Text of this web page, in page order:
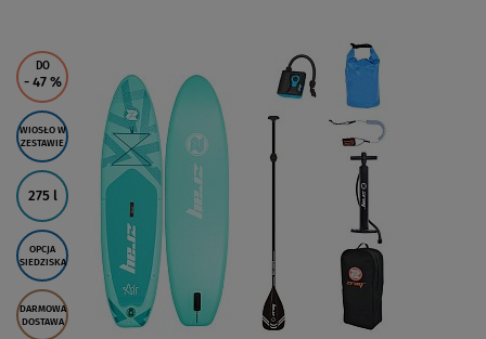
DO
- 47 %
WIOSŁO W
ZESTAWIE
275 l
OPCJA
SIEDZISKA
DARMOWA
DOSTAWA